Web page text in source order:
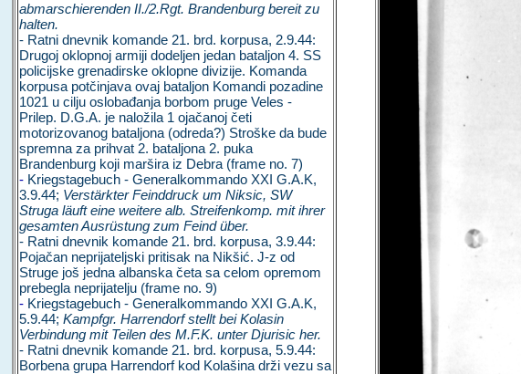
abmarschierenden II./2.Rgt. Brandenburg bereit zu
halten.
- Ratni dnevnik komande 21. brd. korpusa, 2.9.44:
Drugoj oklopnoj armiji dodeljen jedan bataljon 4. SS
policijske grenadirske oklopne divizije. Komanda
korpusa potčinjava ovaj bataljon Komandi pozadine
1021 u cilju oslobađanja borbom pruge Veles -
Prilep. D.G.A. je naložila 1 ojačanoj četi
motorizovanog bataljona (odreda?) Stroške da bude
spremna za prihvat 2. bataljona 2. puka
Brandenburg koji maršira iz Debra (frame no. 7)
- Kriegstagebuch - Generalkommando XXI G.A.K,
3.9.44; Verstärkter Feinddruck um Niksic, SW
Struga läuft eine weitere alb. Streifenkomp. mit ihrer
gesamten Ausrüstung zum Feind über.
- Ratni dnevnik komande 21. brd. korpusa, 3.9.44:
Pojačan neprijateljski pritisak na Nikšić. J-z od
Struge još jedna albanska četa sa celom opremom
prebegla neprijatelju (frame no. 9)
- Kriegstagebuch - Generalkommando XXI G.A.K,
5.9.44;Kampfgr. Harrendorf stellt bei Kolasin
Verbindung mit Teilen des M.F.K. unter Djurisic her.
- Ratni dnevnik komande 21. brd. korpusa, 5.9.44:
Borbena grupa Harrendorf kod Kolašina drži vezu sa